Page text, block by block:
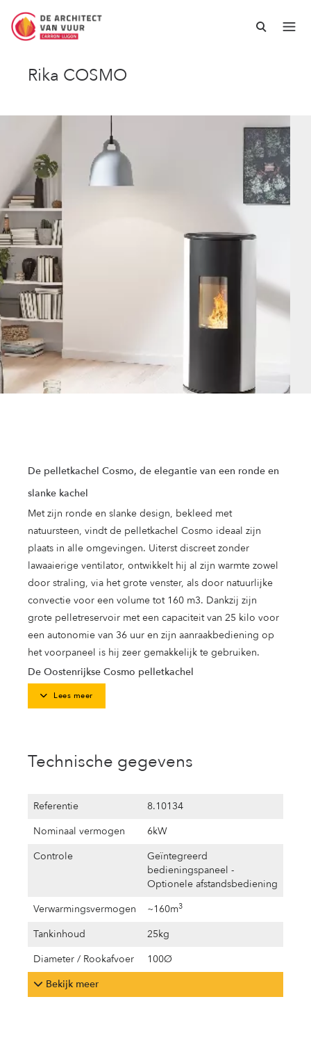
Rika COSMO
De pelletkachel Cosmo, de elegantie van een ronde en
slanke kachel
Met zijn ronde en slanke design, bekleed met
natuursteen, vindt de pelletkachel Cosmo ideaal zijn
plaats in alle omgevingen. Uiterst discreet zonder
lawaaierige ventilator, ontwikkelt hij al zijn warmte zowel
door straling, via het grote venster, als door natuurlijke
convectie voor een volume tot 160 m3. Dankzij zijn
grote pelletreservoir met een capaciteit van 25 kilo voor
een autonomie van 36 uur en zijn aanraakbediening op
het voorpaneel is hij zeer gemakkelijk te gebruiken.
De Oostenrijkse Cosmo pelletkachel
Lees meer
Technische gegevens
Referentie
8.10134
Nominaal vermogen
6kW
Controle
Geïntegreerd
bedieningspaneel -
Optionele afstandsbediening
Verwarmingsvermogen
~160m3
Tankinhoud
25kg
Diameter / Rookafvoer
100Ø
Bekijk meer